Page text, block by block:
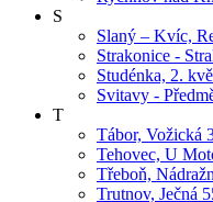
S
Slaný – Kvíc,
Strakonice -
Studénka, 2.
Svitavy -
T
Tábor, Vožická
Tehovec, U
Třeboň,
Trutnov, Ječná